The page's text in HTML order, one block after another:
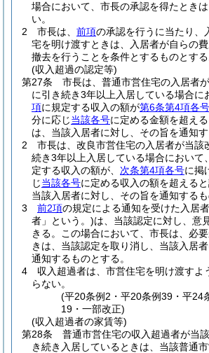
場合において、市長の承認を得たとき
い。
2
市長は、 前項の承認を行うに当たり、
宅を明け渡すときは、入居者が自らの
撤去を行うことを条件とするものとする
(収入超過の認定等)
第27条
市長は、普通市営住宅の入居者
に引き続き3年以上入居している場合に
項に規定する収入の額が第6条第4項各号
分に応じ当該各号に定める金額を超え
は、当該入居者に対し、その旨を通知す
2
市長は、改良市営住宅の入居者が当該
続き3年以上入居している場合において、
定する収入の額が、 次条第4項各号に掲
じ当該各号に定める収入の額を超えると
当該入居者に対し、その旨を通知するも
3
前2項の規定による通知を受けた入居者
者」という。)は、当該認定に対し、意
きる。
この場合において、市長は、必
きは、当該認定を取り消し、当該入居
通知するものとする。
4
収入超過者は、市営住宅を明け渡すよ
らない。
(平20条例2・平20条例39・平24
19・一部改正)
(収入超過者の家賃等)
第28条
普通市営住宅の収入超過者が当
き続き入居しているときは、当該普通